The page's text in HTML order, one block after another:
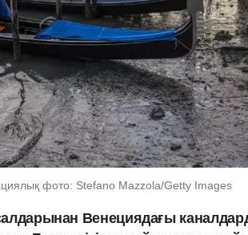
фото: Stefano Mazzola/Getty Images
Венециядағы